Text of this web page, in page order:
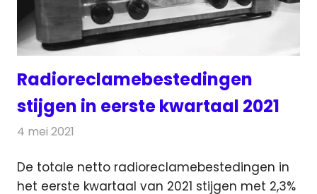
Radioreclamebestedingen
stijgen in eerste kwartaal 2021
4 mei 2021
De totale netto radioreclamebestedingen in
het eerste kwartaal van 2021 stijgen met 2,3%